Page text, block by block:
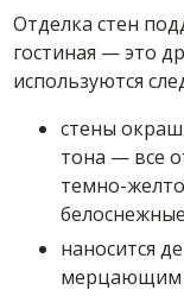
Отделка стен
гостиная — это
используются
стены
тона — все
темно-
наносится
мерцающим